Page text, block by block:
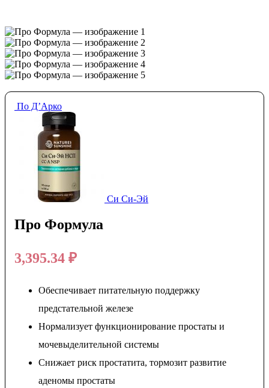
По Д’Арко
Си Си-Эй
Про Формула
3,395.34 ₽
Обеспечивает питательную поддержку
предстательной железе
Нормализует функционирование простаты и
мочевыделительной системы
Снижает риск простатита, тормозит развитие
аденомы простаты